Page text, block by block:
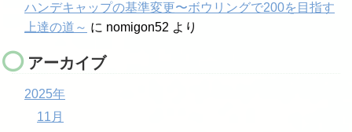
ハンデキャップの基準変更〜ボウリングで200を目指す
上達の道～ に nomigon52 より
アーカイブ
2025年
11月